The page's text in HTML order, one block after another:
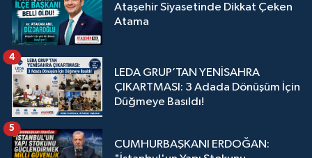
Ataşehir Siyasetinde Dikkat Çeken
Atama
LEDA GRUP’TAN YENİSAHRA
ÇIKARTMASI: 3 Adada Dönüşüm İçin
Düğmeye Basıldı!
4
CUMHURBAŞKANI ERDOĞAN:
5